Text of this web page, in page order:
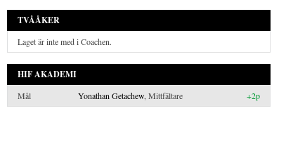
TVÅÅKER
Laget är inte med i Coachen.
HIF AKADEMI
Mål Yonathan Getachew , Mittfältare +2p